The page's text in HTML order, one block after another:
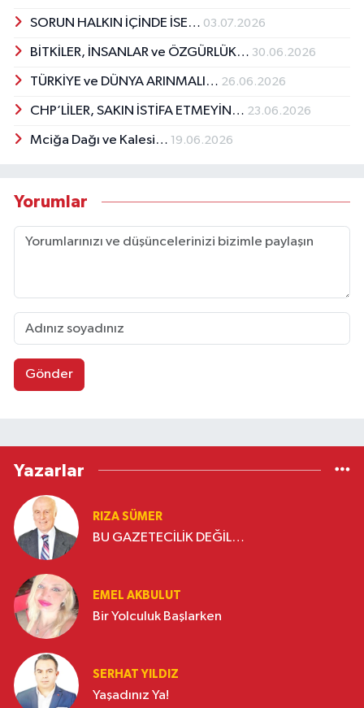
SORUN HALKIN İÇİNDE İSE… 03.07.2026
BİTKİLER, İNSANLAR ve ÖZGÜRLÜK… 30.06.2026
TÜRKİYE ve DÜNYA ARINMALI… 26.06.2026
CHP’LİLER, SAKIN İSTİFA ETMEYİN… 23.06.2026
Mciğa Dağı ve Kalesi… 19.06.2026
Yorumlar
Gönder
Yazarlar
RIZA SÜMER
BU GAZETECİLİK DEĞİL…
EMEL AKBULUT
Bir Yolculuk Başlarken
SERHAT YILDIZ
Yaşadınız Ya!